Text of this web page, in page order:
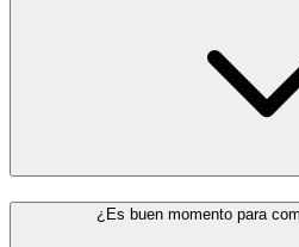
¿Es buen momento para